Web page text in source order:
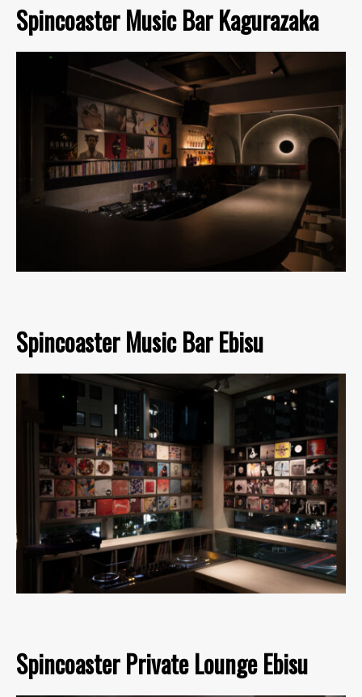
Spincoaster Music Bar Kagurazaka
Spincoaster Music Bar Ebisu
Spincoaster Private Lounge Ebisu